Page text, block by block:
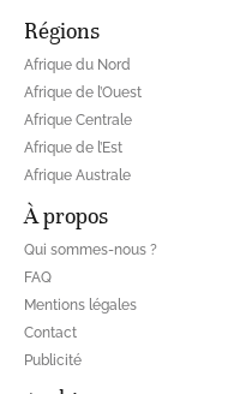
Régions
Afrique du Nord
Afrique de l’Ouest
Afrique Centrale
Afrique de l’Est
Afrique Australe
À propos
Qui sommes-nous ?
FAQ
Mentions légales
Contact
Publicité